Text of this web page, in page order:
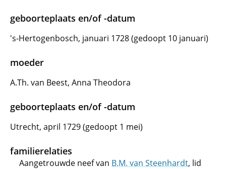
geboorteplaats en/of -datum
's-Hertogenbosch, januari 1728 (gedoopt 10 januari)
moeder
A.Th. van Beest, Anna Theodora
geboorteplaats en/of -datum
Utrecht, april 1729 (gedoopt 1 mei)
familierelaties
Aangetrouwde neef van B.M. van Steenhardt, lid